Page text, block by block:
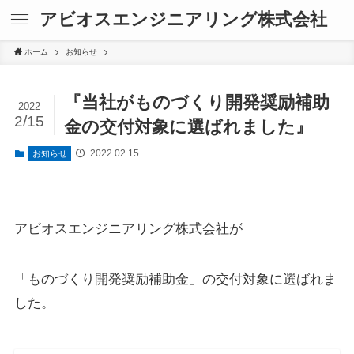
アビオスエンジニアリング株式会社
ホーム お知らせ
『当社がものづくり開発奨励補助
金の交付対象に選ばれました』
2022
2/15
お知らせ 2022.02.15
アビオスエンジニアリング株式会社が
「ものづくり開発奨励補助金」の交付対象に選ばれま
した。